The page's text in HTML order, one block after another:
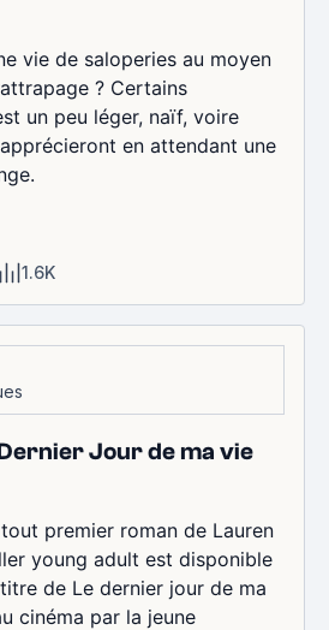
vie de saloperies au moyen
? Certains
un peu léger, naïf, voire
en attendant une
1.6K
Jour de ma vie
premier roman de Lauren
young adult est disponible
de Le dernier jour de ma
cinéma par la jeune